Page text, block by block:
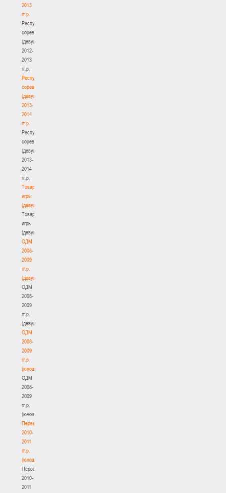
2013
гг.р.
Республиканские
соревнования
(девушки)
2012-
2013
гг.р.
Республиканские
соревнования
(девушки)
2013-
2014
гг.р.
Республиканские
соревнования
(девушки)
2013-
2014
гг.р.
Товарищеские
игры
(девушки)
Товарищеские
игры
(девушки)
ОДМ
2008-
2009
гг.р.
(девушки)
ОДМ
2008-
2009
гг.р.
(девушки)
ОДМ
2008-
2009
гг.р.
(юноши)
ОДМ
2008-
2009
гг.р.
(юноши)
Первенство
2010-
2011
гг.р.
(юноши)
Первенство
2010-
2011